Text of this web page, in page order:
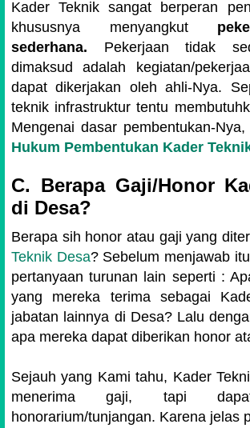
Kader Teknik sangat berperan
khususnya menyangkut
sederhana. Pekerjaan tidak
dimaksud adalah kegiatan/
dapat dikerjakan oleh ahli-Nya.
teknik infrastruktur tentu
Mengenai dasar pembentukan-
Hukum Pembentukan Kader
C. Berapa Gaji/Honor
di Desa?
Berapa sih honor atau gaji yang
Teknik Desa? Sebelum menjawab
pertanyaan turunan lain seperti :
yang mereka terima sebagai
jabatan lainnya di Desa? Lalu
apa mereka dapat diberikan honor
Sejauh yang Kami tahu, Kader
menerima gaji, tapi
honorarium/tunjangan. Karena jelas